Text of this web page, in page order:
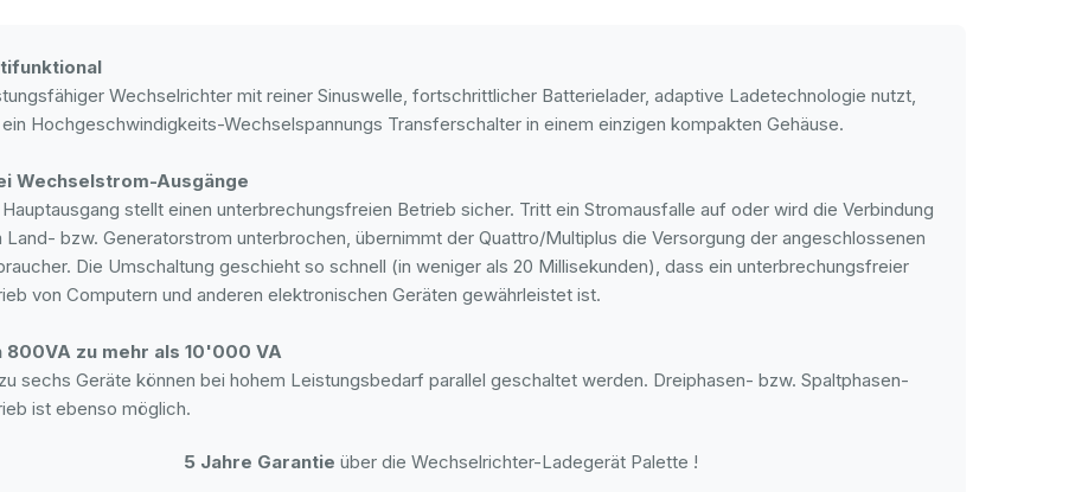
Wechselrichter mit reiner Sinuswelle, fortschrittlicher Batterielader, adaptive Ladetechnologie nutzt,
Hochgeschwindigkeits-Wechselspannungs Transferschalter in einem einzigen kompakten Gehäuse.
Wechselstrom-Ausgänge
stellt einen unterbrechungsfreien Betrieb sicher. Tritt ein Stromausfalle auf oder wird die Verbindung
Land- bzw. Generatorstrom unterbrochen, übernimmt der Quattro/Multiplus die Versorgung der angeschlossenen
Die Umschaltung geschieht so schnell (in weniger als 20 Millisekunden), dass ein unterbrechungsfreier
von Computern und anderen elektronischen Geräten gewährleistet ist.
800VA zu mehr als 10'000 VA
sechs Geräte können bei hohem Leistungsbedarf parallel geschaltet werden. Dreiphasen- bzw. Spaltphasen-
ist ebenso möglich.
5 Jahre Garantie über die Wechselrichter-Ladegerät Palette !